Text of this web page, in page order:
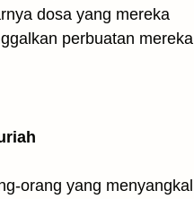
dosa yang mereka
perbuatan mereka
orang yang menyangkal